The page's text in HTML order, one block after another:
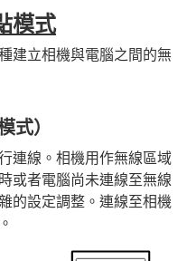
模式
建立相機與電腦之間的無
式）
連線。相機用作無線區域
或者電腦尚未連線至無線
的設定調整。連線至相機